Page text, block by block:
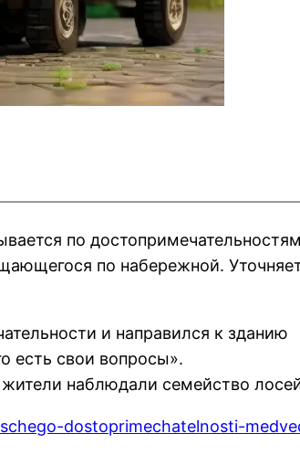
по
по набережной.
и направился к зданию
есть свои вопросы».
наблюдали семейство
dostoprimechatelnosti-